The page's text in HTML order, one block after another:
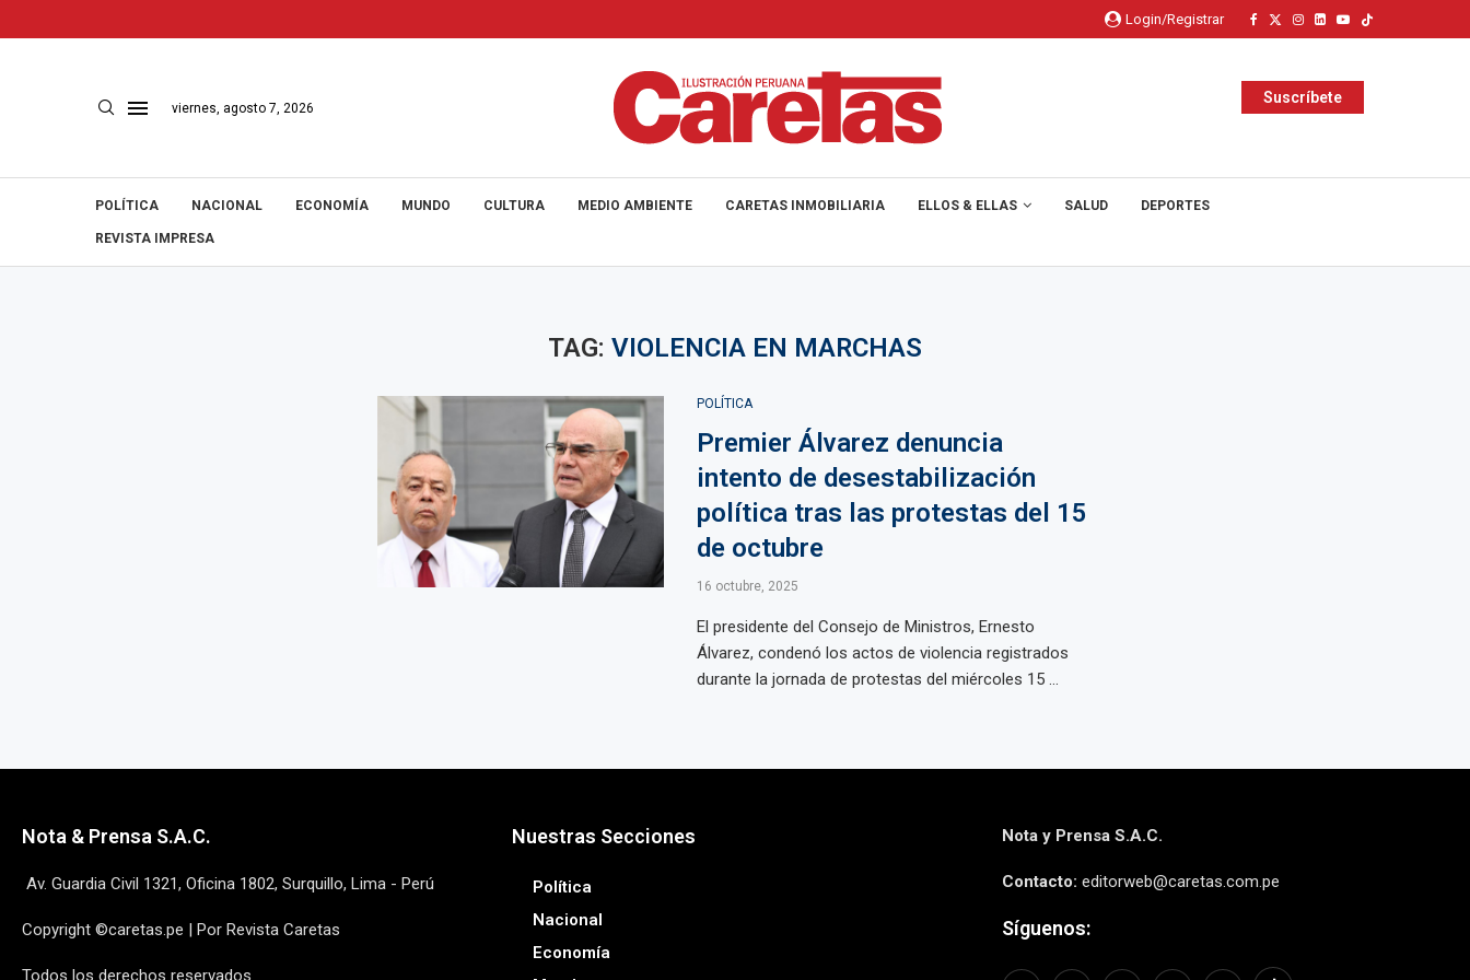
Login/Registrar
viernes, agosto 7, 2026
Suscríbete
POLÍTICA NACIONAL ECONOMÍA MUNDO CULTURA MEDIO AMBIENTE CARETAS INMOBILIARIA ELLOS & ELLAS SALUD DEPORTES
REVISTA IMPRESA
TAG: VIOLENCIA EN MARCHAS
POLÍTICA
Premier Álvarez denuncia
intento de desestabilización
política tras las protestas del 15
de octubre
16 octubre, 2025
El presidente del Consejo de Ministros, Ernesto
Álvarez, condenó los actos de violencia registrados
durante la jornada de protestas del miércoles 15 ...
Nota & Prensa S.A.C.
Av. Guardia Civil 1321, Oficina 1802, Surquillo, Lima - Perú
Copyright ©caretas.pe | Por Revista Caretas
Todos los derechos reservados
Nuestras Secciones
Política
Nacional
Economía
Nota y Prensa S.A.C.
Contacto: editorweb@caretas.com.pe
Síguenos: